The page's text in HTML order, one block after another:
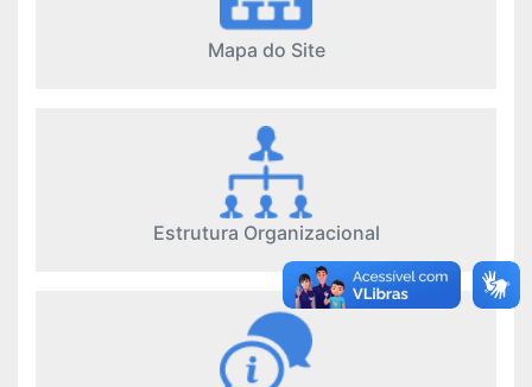
Mapa do Site
Estrutura Organizacional